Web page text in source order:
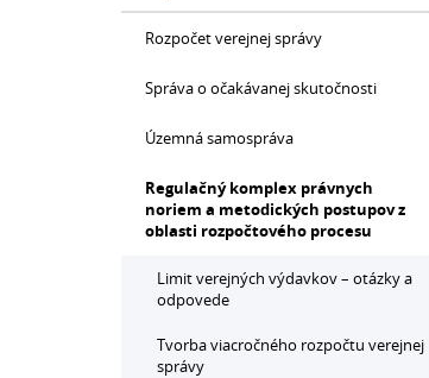
Rozpočet verejnej správy
Správa o očakávanej skutočnosti
Územná samospráva
Regulačný komplex právnych
noriem a metodických postupov z
oblasti rozpočtového procesu
Limit verejných výdavkov – otázky a
odpovede
Tvorba viacročného rozpočtu verejnej
správy